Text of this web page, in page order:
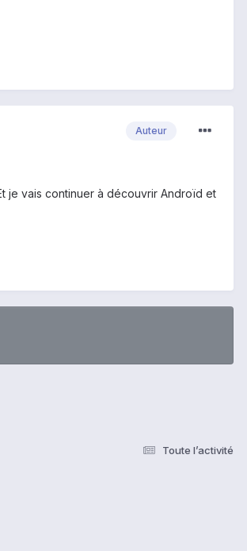
Auteur
je vais continuer à découvrir Androïd et
Toute l’activité